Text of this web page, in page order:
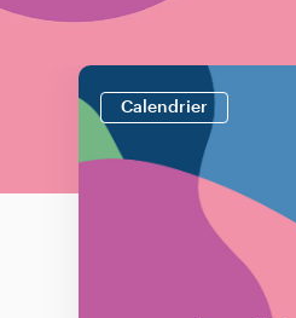
Calendrier